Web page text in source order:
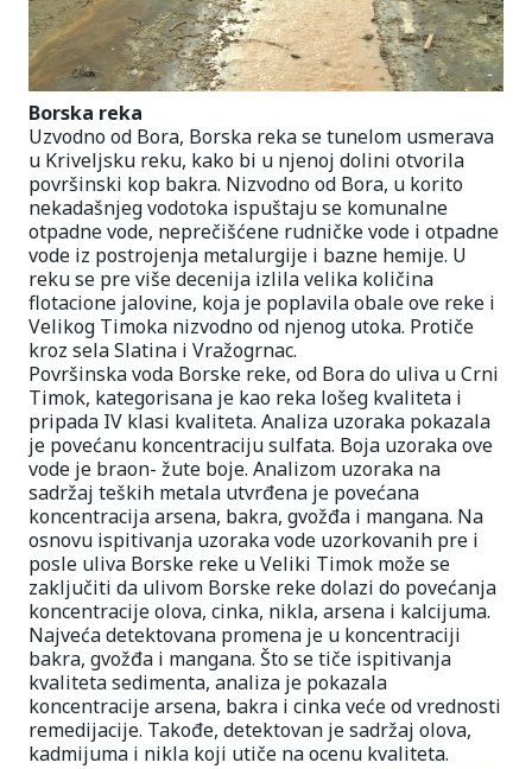
Borska reka
Uzvodno od Bora, Borska reka se tunelom usmerava
u Kriveljsku reku, kako bi u njenoj dolini otvorila
površinski kop bakra. Nizvodno od Bora, u korito
nekadašnjeg vodotoka ispuštaju se komunalne
otpadne vode, neprečišćene rudničke vode i otpadne
vode iz postrojenja metalurgije i bazne hemije. U
reku se pre više decenija izlila velika količina
flotacione jalovine, koja je poplavila obale ove reke i
Velikog Timoka nizvodno od njenog utoka. Protiče
kroz sela Slatina i Vražogrnac.
Površinska voda Borske reke, od Bora do uliva u Crni
Timok, kategorisana je kao reka lošeg kvaliteta i
pripada IV klasi kvaliteta. Analiza uzoraka pokazala
je povećanu koncentraciju sulfata. Boja uzoraka ove
vode je braon- žute boje. Analizom uzoraka na
sadržaj teških metala utvrđena je povećana
koncentracija arsena, bakra, gvožđa i mangana. Na
osnovu ispitivanja uzoraka vode uzorkovanih pre i
posle uliva Borske reke u Veliki Timok može se
zaključiti da ulivom Borske reke dolazi do povećanja
koncentracije olova, cinka, nikla, arsena i kalcijuma.
Najveća detektovana promena je u koncentraciji
bakra, gvožđa i mangana. Što se tiče ispitivanja
kvaliteta sedimenta, analiza je pokazala
koncentracije arsena, bakra i cinka veće od vrednosti
remedijacije. Takođe, detektovan je sadržaj olova,
kadmijuma i nikla koji utiče na ocenu kvaliteta.